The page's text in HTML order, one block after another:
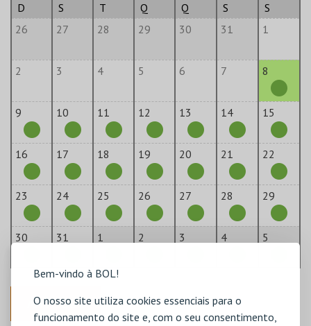
Bem-vindo à BOL!
O nosso site utiliza cookies essenciais para o
funcionamento do site e, com o seu consentimento,
D S T Q Q S
S
26
27 28 29 30 31 1
2 3 4 5 6 7 8
9 10 11 12 13 14 15
16 17 18 19 20 21 22
23 24 25 26 27 28 29
30 31 1 2 3 4 5
ANTERIOR